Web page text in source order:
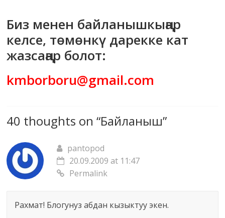
жана
Биз менен байланышкыңар
келсе, төмөнкү дарекке кат
жазсаңар болот:
kmborboru@gmail.com
40 thoughts on “Байланыш”
pantopod
20.09.2009 at 11:47
Permalink
Рахмат! Блогунуз абдан кызыктуу экен.